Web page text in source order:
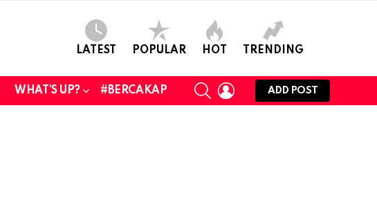
LATEST POPULAR HOT TRENDING
WHAT’S UP? #BERCAKAP
SEARCHLOGIN
ADD POST